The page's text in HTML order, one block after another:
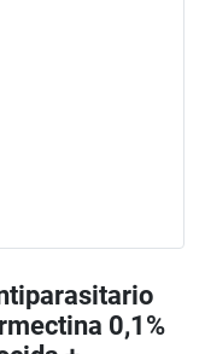
0,1%